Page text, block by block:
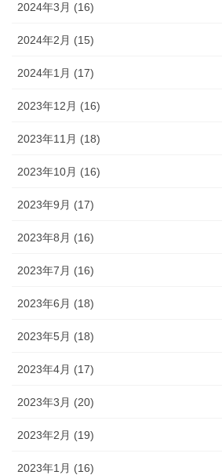
2024年3月 (16)
2024年2月 (15)
2024年1月 (17)
2023年12月 (16)
2023年11月 (18)
2023年10月 (16)
2023年9月 (17)
2023年8月 (16)
2023年7月 (16)
2023年6月 (18)
2023年5月 (18)
2023年4月 (17)
2023年3月 (20)
2023年2月 (19)
2023年1月 (16)